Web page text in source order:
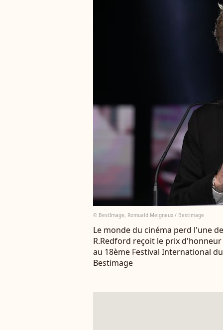
© BestImage, Romuald Meigneux / Bestimage
Le monde du cinéma perd l'une
R.Redford reçoit le prix
au 18ème Festival International
Bestimage